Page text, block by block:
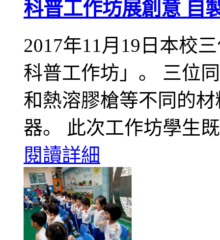
科普工作坊展創意 自
2017年11月19日本校
科普工作坊」。 三位
和熱溶膠槍等不同的
器。 此次工作坊學生
閱讀詳細